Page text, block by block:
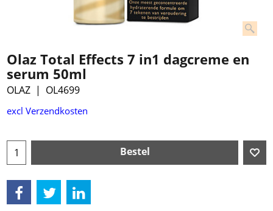
Olaz Total Effects 7 in1 dagcreme en
serum 50ml
OLAZ OL4699
€14.99
Bestel